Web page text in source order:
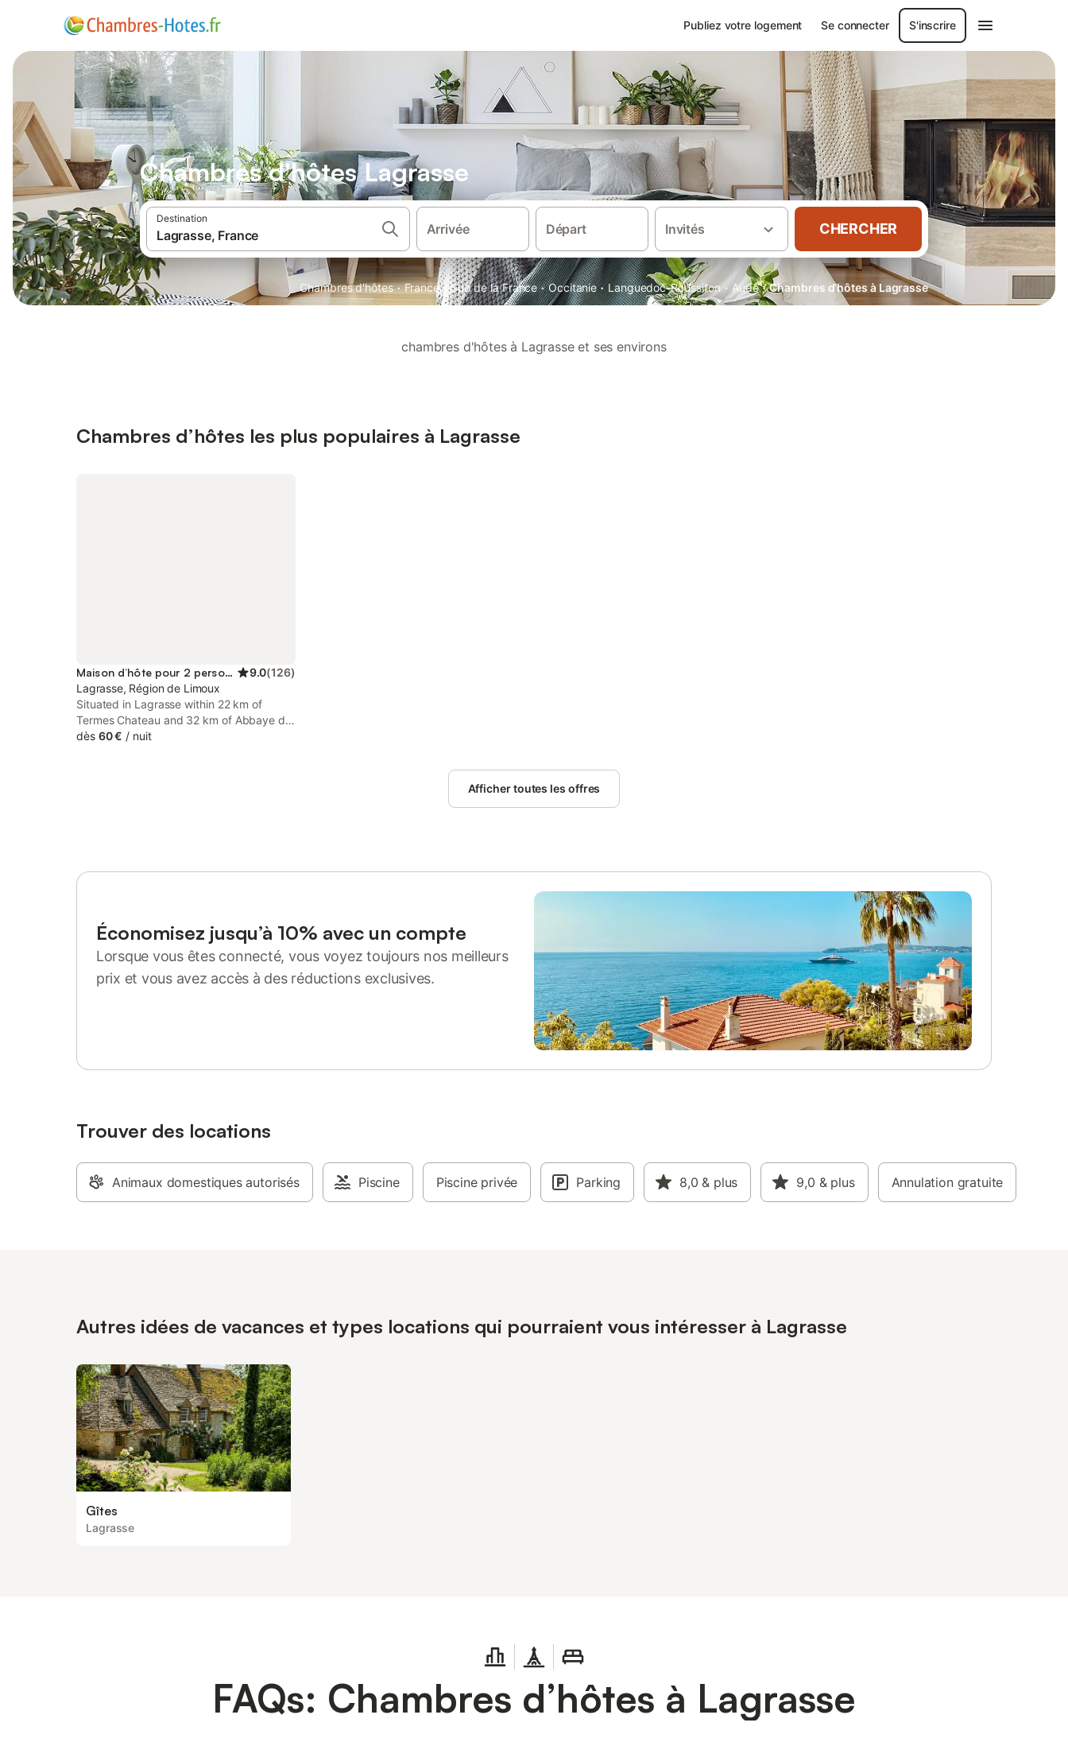
Publiez votre logement Se connecter S'inscrire
Chambres d'hôtes Lagrasse
Destination
Arrivée Départ Invités CHERCHER
Chambres d'hôtes · France · Sud de la France · Occitanie · Languedoc-Roussillon · Aude · Chambres d’hôtes à Lagrasse
chambres d'hôtes à Lagrasse et ses environs
Chambres d’hôtes les plus populaires à Lagrasse
Maison d’hôte pour 2 personnes 9.0(126)
Lagrasse, Région de Limoux
Situated in Lagrasse within 22 km of
Termes Chateau and 32 km of Abbaye de
Fontfroide, Chez Shona features rooms
dès 60 € / nuit
Afficher toutes les offres
Économisez jusqu’à 10% avec un compte
Lorsque vous êtes connecté, vous voyez toujours nos meilleurs
prix et vous avez accès à des réductions exclusives.
Trouver des locations
Animaux domestiques autorisés Piscine Piscine privée Parking 8,0 & plus 9,0 & plus Annulation gratuite
Autres idées de vacances et types locations qui pourraient vous intéresser à Lagrasse
Gîtes
Lagrasse
FAQs: Chambres d’hôtes à Lagrasse